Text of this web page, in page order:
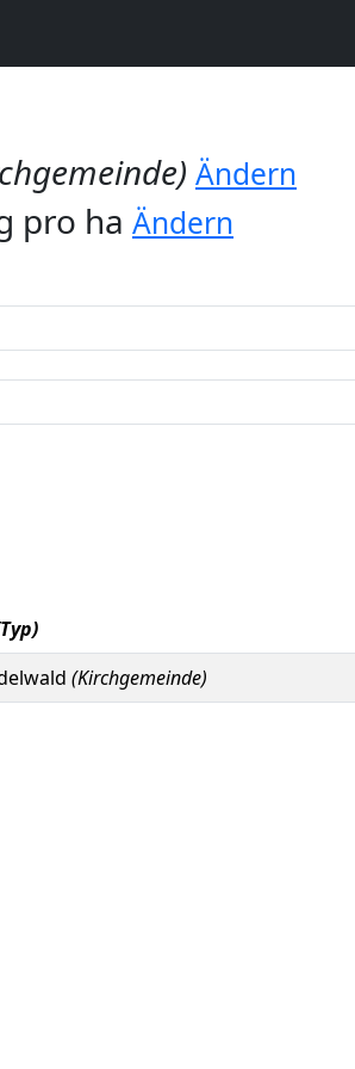
Ändern
pro ha Ändern
(Kirchgemeinde)